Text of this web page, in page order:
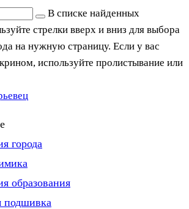
В списке найденных
стрелки вверх и вниз для выбора
на нужную страницу. Если у вас
используйте пролистывание или
города
образования
подшивка